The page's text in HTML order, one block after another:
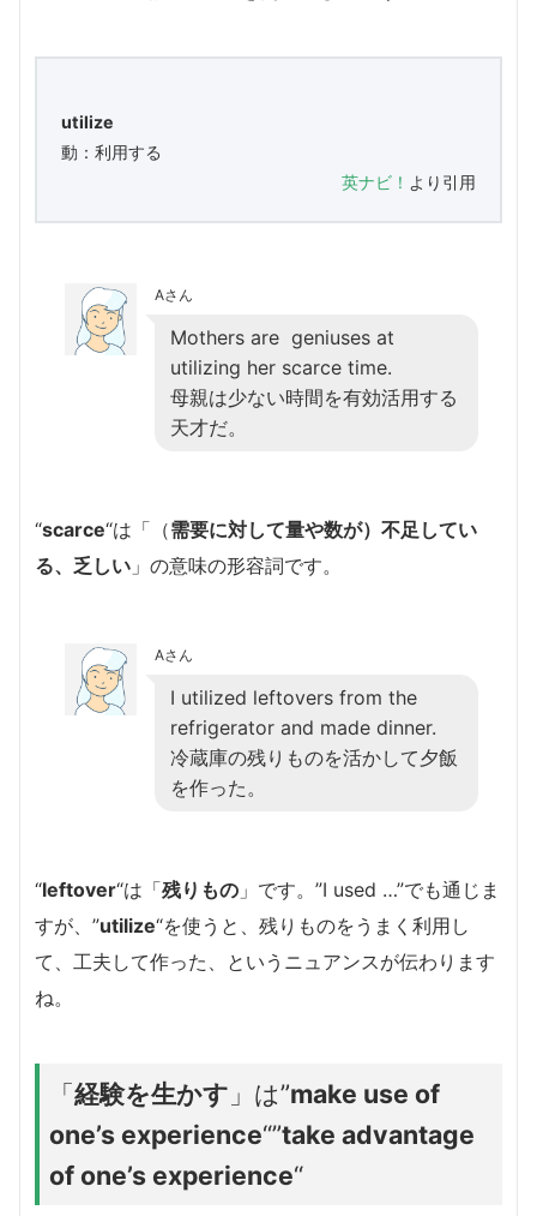
utilize
動：利用する
英ナビ！ より引用
Aさん
Mothers are geniuses at
utilizing her scarce time.
母親は少ない時間を有効活用する
天才だ。
“scarce“は「（需要に対して量や数が）不足してい
る、乏しい 」の意味の形容詞です。
Aさん
I utilized leftovers from the
refrigerator and made dinner.
冷蔵庫の残りものを活かして夕飯
を作った。
“leftover“は「残りもの 」です。”I used …”でも通じま
すが、”utilize“を使うと、残りものをうまく利用し
て、工夫して作った、というニュアンスが伝わります
ね。
「経験を生かす 」は”make use of
one’s experience“”take advantage
of one’s experience“